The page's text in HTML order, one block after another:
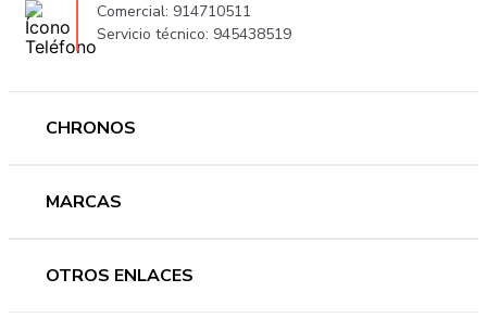
Comercial: 914710511
Servicio técnico: 945438519
CHRONOS
Hombre
Ofertas
MARCAS
Versace
OTROS ENLACES